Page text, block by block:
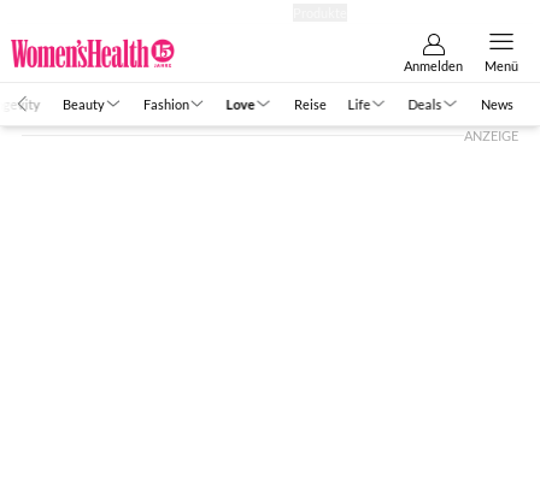
Anmelden Menü
Beauty Fashion Love Reise Life Deals News
ANZEIGE